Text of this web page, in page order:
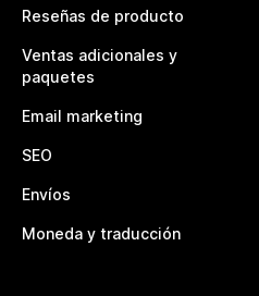
Reseñas de producto
Ventas adicionales y
paquetes
Email marketing
SEO
Envíos
Moneda y traducción